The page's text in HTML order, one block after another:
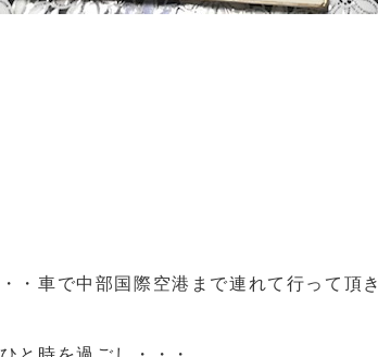
・車で中部国際空港まで連れて行って頂き